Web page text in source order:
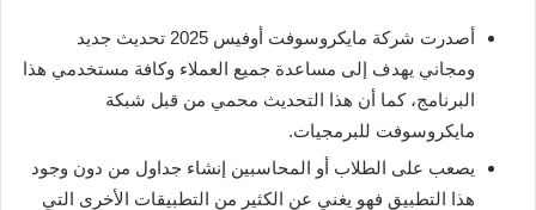
أصدرت شركة مايكروسوفت أوفيس 2025 تحديث جديد
ومجاني يهدف إلى مساعدة جميع العملاء وكافة مستخدمي هذا
البرنامج، كما أن هذا التحديث محمي من قبل شبكة
مايكروسوفت للبرمجيات.
يصعب على الطلاب أو المحاسبين إنشاء جداول من دون وجود
هذا التطبيق فهو يغني عن الكثير من التطبيقات الأخرى التي